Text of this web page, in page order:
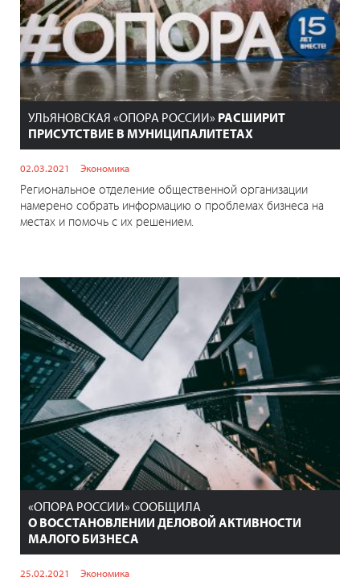
УЛЬЯНОВСКАЯ «ОПОРА РОССИИ» РАСШИРИТ
ПРИСУТСТВИЕ В МУНИЦИПАЛИТЕТАХ
02.03.2021 Экономика
Региональное отделение общественной организации
намерено собрать информацию о проблемах бизнеса на
местах и помочь с их решением.
«ОПОРА РОССИИ» СООБЩИЛА
О ВОССТАНОВЛЕНИИ ДЕЛОВОЙ АКТИВНОСТИ
МАЛОГО БИЗНЕСА
25.02.2021 Экономика